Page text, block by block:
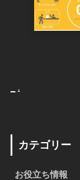
.
カテゴリー
お役立ち情報